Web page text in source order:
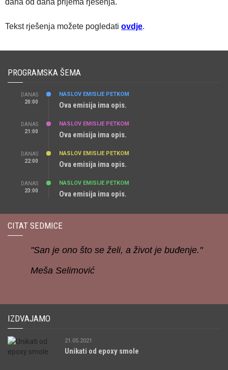
dana od dana prijema rješenja.
Tekst rješenja možete pogledati ovdje.
PROGRAMSKA ŠEMA
DANAS
20:00
NASLOV EMISIJE PETKOM
Ova emisija ima opis.
DANAS
21:00
NASLOV EMISIJE PETKOM
Ova emisija ima opis.
DANAS
22:00
NASLOV EMISIJE PETKOM
Ova emisija ima opis.
DANAS
23:00
NASLOV EMISIJE PETKOM
Ova emisija ima opis.
CITAT SEDMICE
"San je ono što se želi, a život je buđenje."
Meša Selimović
IZDVAJAMO
21.05.2021
Unikati od epoxy smole